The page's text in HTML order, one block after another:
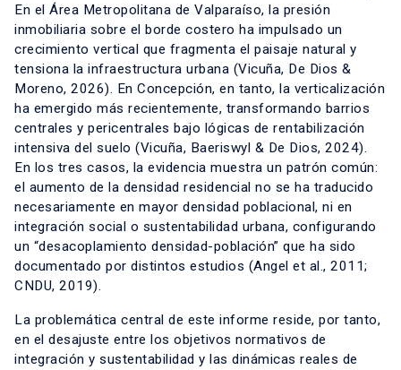
En el Área Metropolitana de Valparaíso, la presión
inmobiliaria sobre el borde costero ha impulsado un
crecimiento vertical que fragmenta el paisaje natural y
tensiona la infraestructura urbana (Vicuña, De Dios &
Moreno, 2026). En Concepción, en tanto, la verticalización
ha emergido más recientemente, transformando barrios
centrales y pericentrales bajo lógicas de rentabilización
intensiva del suelo (Vicuña, Baeriswyl & De Dios, 2024).
En los tres casos, la evidencia muestra un patrón común:
el aumento de la densidad residencial no se ha traducido
necesariamente en mayor densidad poblacional, ni en
integración social o sustentabilidad urbana, configurando
un “desacoplamiento densidad-población” que ha sido
documentado por distintos estudios (Angel et al., 2011;
CNDU, 2019).
La problemática central de este informe reside, por tanto,
en el desajuste entre los objetivos normativos de
integración y sustentabilidad y las dinámicas reales de